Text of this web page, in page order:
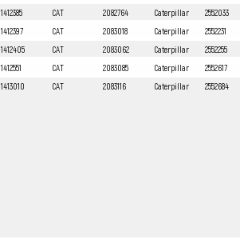
1412385
CAT 2082764 Caterpillar 2552033
1412397
CAT 2083018 Caterpillar 2552231
1412405
CAT 2083062 Caterpillar 2552255
1412551
CAT 2083085 Caterpillar 2552617
1413010
CAT 2083116 Caterpillar 2552684